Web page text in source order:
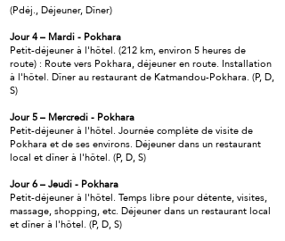
(Pdéj., Déjeuner, Dîner)
Jour 4 – Mardi - Pokhara
Petit-déjeuner à l'hôtel. (212 km, environ 5 heures de
route) : Route vers Pokhara, déjeuner en route. Installation
à l'hôtel. Dîner au restaurant de Katmandou-Pokhara. (P, D,
S)
Jour 5 – Mercredi - Pokhara
Petit-déjeuner à l'hôtel. Journée complète de visite de
Pokhara et de ses environs. Déjeuner dans un restaurant
local et dîner à l'hôtel. (P, D, S)
Jour 6 – Jeudi - Pokhara
Petit-déjeuner à l'hôtel. Temps libre pour détente, visites,
massage, shopping, etc. Déjeuner dans un restaurant local
et dîner à l'hôtel. (P, D, S)